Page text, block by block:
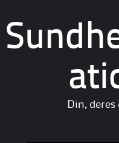
Din, deres